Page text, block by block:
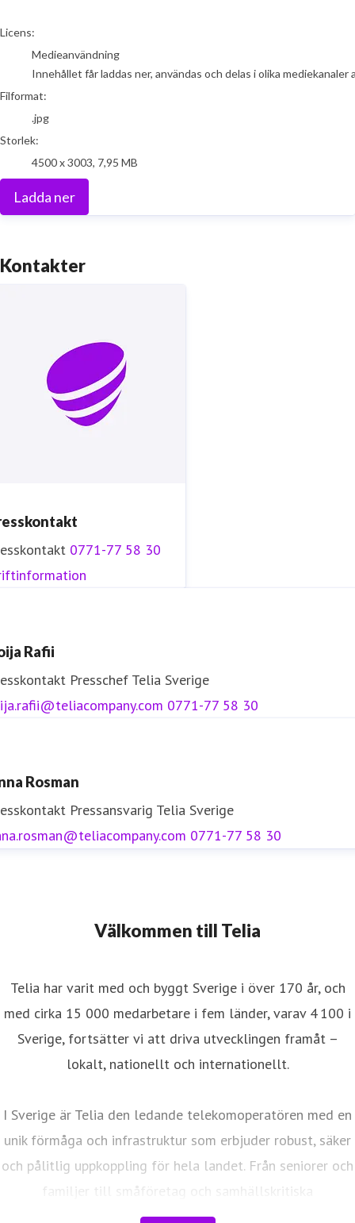
go to media item
Licens:
Medieanvändning
Innehållet får laddas ner, användas och delas i olika
Filformat:
.jpg
Storlek:
4500 x 3003, 7,95 MB
Ladda ner
Kontakter
0771-77 58 30
Rafii
Presschef Telia Sverige
0771-77 58 30
Rosman
Pressansvarig Telia Sverige
0771-77 58 30
Välkommen till Telia
Telia har varit med och byggt Sverige i över 170 år, och
med cirka 15 000 medarbetare i fem länder, varav 4 100 i
Sverige, fortsätter vi att driva utvecklingen framåt –
lokalt, nationellt och internationellt.
I Sverige är Telia den ledande telekomoperatören med en
unik förmåga och infrastruktur som erbjuder robust, säker
och pålitlig uppkoppling för hela landet. Från seniorer och
familjer till småföretag och samhällskritiska
verksamheter. Vi möjliggör digitaliseringens kraft i